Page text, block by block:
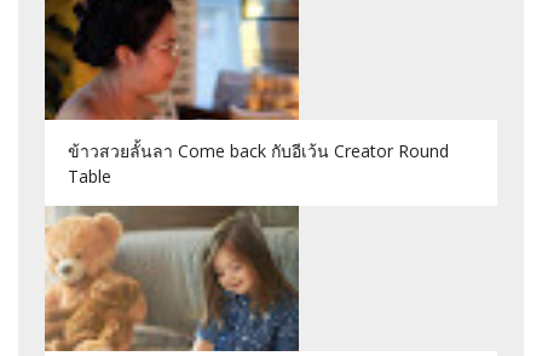
ข้าวสวยลั้นลา Come back กับอีเว้น Creator Round
Table